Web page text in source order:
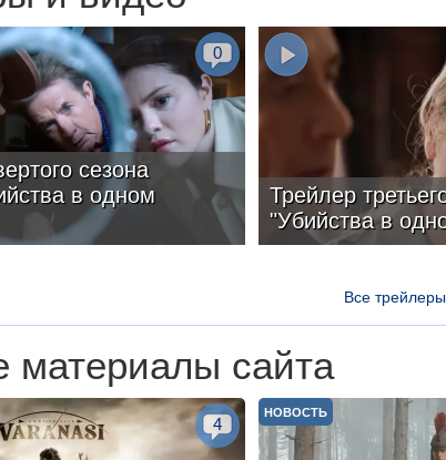
сезона
в одном
0
Трейлер
"Убийства в
Все
материалы сайта
4
НОВОСТЬ